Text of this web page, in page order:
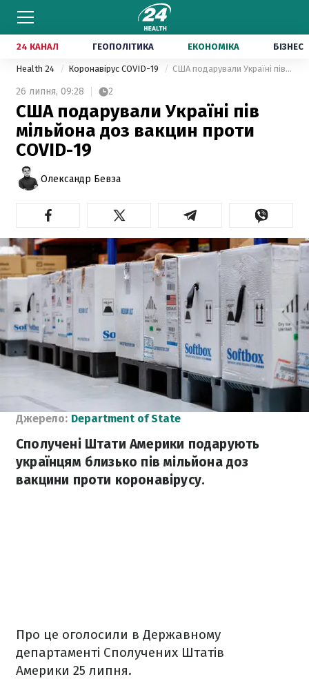
24 КАНАЛ ГЕОПОЛІТИКА ЕКОНОМІКА БІЗНЕС
Health 24 Коронавірус COVID-19 США подарували Україні пів мільйона доз вакцин проти COVID-19
26 липня, 09:28 2
США подарували Україні пів
мільйона доз вакцин проти
COVID-19
Олександр Бевза
Джерело: Department of State
Сполучені Штати Америки подарують
українцям близько пів мільйона доз
вакцини проти коронавірусу.
Про це оголосили в Державному
департаменті Сполучених Штатів
Америки 25 липня.